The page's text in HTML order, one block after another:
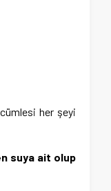
her şeyi
suya ait olup